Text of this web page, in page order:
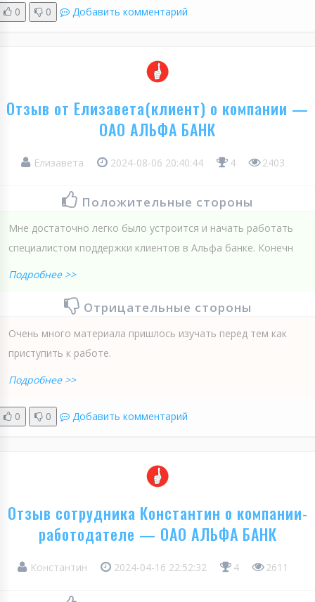
0 0 Добавить комментарий
Отзыв от Елизавета(клиент) о компании —
ОАО АЛЬФА БАНК
Елизавета 2024-08-06 20:40:44 4 2403
Положительные стороны
Мне достаточно легко было устроится и начать работать
специалистом поддержки клиентов в Альфа банке. Конечн
Подробнее >>
Отрицательные стороны
Очень много материала пришлось изучать перед тем как
приступить к работе.
Подробнее >>
0 0 Добавить комментарий
Отзыв сотрудника Константин о компании-
работодателе — ОАО АЛЬФА БАНК
Константин 2024-04-16 22:52:32 4 2611